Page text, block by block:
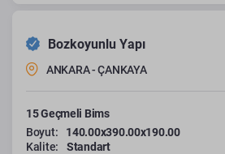
Bozkoyunlu Yapı
ANKARA - ÇANKAYA
15 Geçmeli Bims
Boyut:
140.00x390.00x190.00
Kalite:
Standart